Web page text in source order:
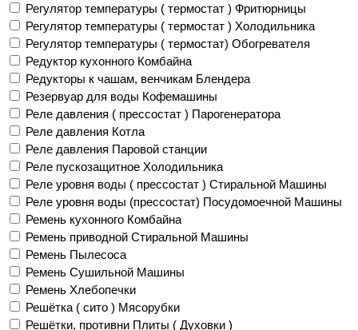
Регулятор температуры ( термостат ) Фритюрницы
Регулятор температуры ( термостат ) Холодильника
Регулятор температуры ( термостат) Обогревателя
Редуктор кухонного Комбайна
Редукторы к чашам, венчикам Блендера
Резервуар для воды Кофемашины
Реле давления ( прессостат ) Парогенератора
Реле давления Котла
Реле давления Паровой станции
Реле пускозащитное Холодильника
Реле уровня воды ( прессостат ) Стиральной Машины
Реле уровня воды (прессостат) Посудомоечной Машины
Ремень кухонного Комбайна
Ремень приводной Стиральной Машины
Ремень Пылесоса
Ремень Сушильной Машины
Ремень Хлебопечки
Решётка ( сито ) Мясорубки
Решётки, противни Плиты ( Духовки )